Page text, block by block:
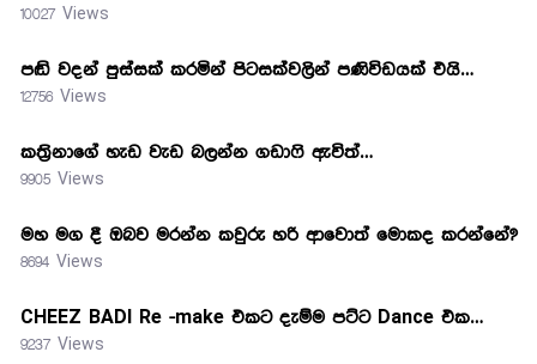
10027 Views
පඬි වදන් පුස්සක් කරමින් පිටසක්වලින් පණිවිඩයක් එයි…
12756 Views
කත්‍රිනාගේ හැඩ වැඩ බලන්න ගඩාෆි ඇවිත්…
9905 Views
මහ මග දී ඔබව මරන්න කවුරු හරි ආවොත් මොකද කරන්නේ?
8694 Views
CHEEZ BADI Re -make එකට දැම්ම පට්ට Dance එක…
9237 Views